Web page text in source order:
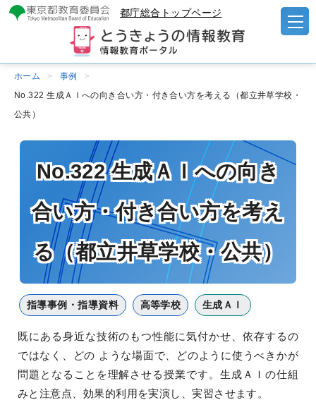
都庁総合トップページ
ホーム
事例
No.322 生成ＡＩへの向き合い方・付き合い方を考える（都立井草学校・
公共）
No.322 生成ＡＩへの向き
合い方・付き合い方を考え
る（都立井草学校・公共）
指導事例・指導資料 高等学校 生成ＡＩ
既にある身近な技術のもつ性能に気付かせ、依存するの
ではなく、どの ような場面で、どのように使うべきかが
問題となることを理解させる授業です。生成ＡＩの仕組
みと注意点、効果的利用を実演し、実習させます。